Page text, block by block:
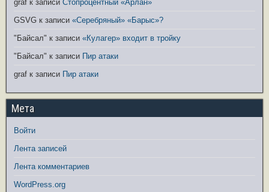
graf к записи Стопроцентный «Арлан»
GSVG к записи «Серебряный» «Барыс»?
"Байсал" к записи «Кулагер» входит в тройку
"Байсал" к записи Пир атаки
graf к записи Пир атаки
Мета
Войти
Лента записей
Лента комментариев
WordPress.org